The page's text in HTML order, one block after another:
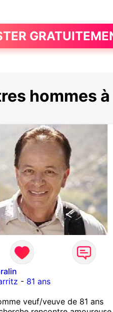
hommes
- 81 ans
veuf/veuve de 81 ans